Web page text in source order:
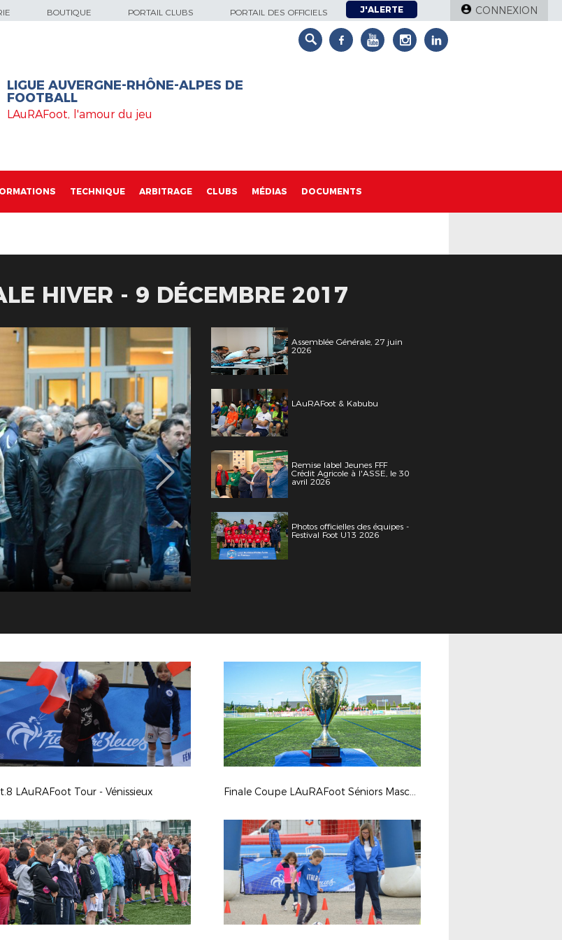
BOUTIQUE PORTAIL CLUBS PORTAIL DES OFFICIELS J'ALERTE CONNEXION
LIGUE AUVERGNE-RHÔNE-ALPES DE
FOOTBALL
LAuRAFoot, l'amour du jeu
TECHNIQUE ARBITRAGE CLUBS MÉDIAS DOCUMENTS
HIVER - 9 DÉCEMBRE 2017
Assemblée Générale, 27 juin
2026
LAuRAFoot & Kabubu
Remise label Jeunes FFF
Crédit Agricole à l'ASSE, le 30
avril 2026
Photos officielles des équipes -
Festival Foot U13 2026
LAuRAFoot Tour - Vénissieux Finale Coupe LAuRAFoot Séniors Masculins 2019